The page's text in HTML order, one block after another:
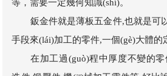
等，需要一定幾何知識(shí)。
鈑金件就是薄板五金件,也就是可
手段來(lái)加工的零件,一個(gè)大體的
在加工過(guò)程中厚度不變的零